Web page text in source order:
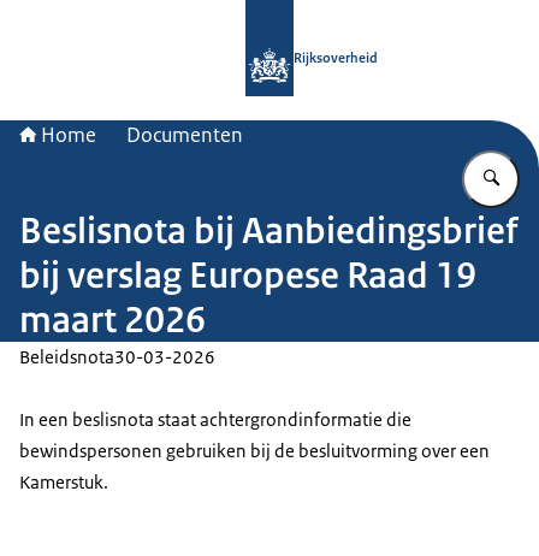
Rijksoverheid
Home Documenten
Beslisnota bij Aanbiedingsbrief
bij verslag Europese Raad 19
maart 2026
Beleidsnota30-03-2026
In een beslisnota staat achtergrondinformatie die
bewindspersonen gebruiken bij de besluitvorming over een
Kamerstuk.